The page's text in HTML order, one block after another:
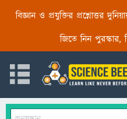
বিজ্ঞান ও প্রযুক্তির প্রশ্নোত্তর
জিতে নিন পুরস্কার,